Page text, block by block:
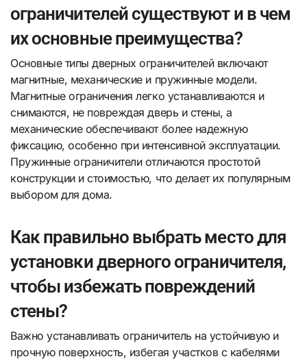
ограничителей существуют и в чем
их основные преимущества?
Основные типы дверных ограничителей включают
магнитные, механические и пружинные модели.
Магнитные ограничения легко устанавливаются и
снимаются, не повреждая дверь и стены, а
механические обеспечивают более надежную
фиксацию, особенно при интенсивной эксплуатации.
Пружинные ограничители отличаются простотой
конструкции и стоимостью, что делает их популярным
выбором для дома.
Как правильно выбрать место для
установки дверного ограничителя,
чтобы избежать повреждений
стены?
Важно устанавливать ограничитель на устойчивую и
прочную поверхность, избегая участков с кабелями